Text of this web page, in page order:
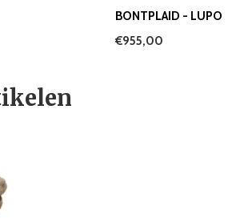
BONTPLAID - LUPO
€955,00